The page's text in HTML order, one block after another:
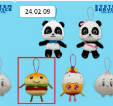
24.02.09